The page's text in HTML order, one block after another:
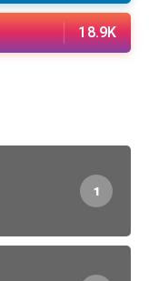
18.9K
1